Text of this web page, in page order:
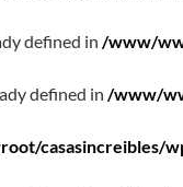
defined in /www/
defined in /www/
casasincreibles/